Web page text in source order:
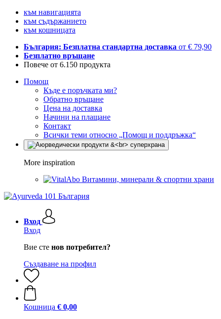
към навигацията
към съдържанието
към кошницата
България: Безплатна стандартна доставка от € 79,90
Безплатно връщане
Повече от 6.150 продукта
Помощ
Къде е поръчката ми?
Обратно връщане
Цена на доставка
Начини на плащане
Контакт
Всички теми относно „Помощ и поддръжка“
More inspiration
Витамини, минерали & спортни храни
Вход
Вход
Вие сте нов потребител?
Създаване на профил
Кошница € 0,00